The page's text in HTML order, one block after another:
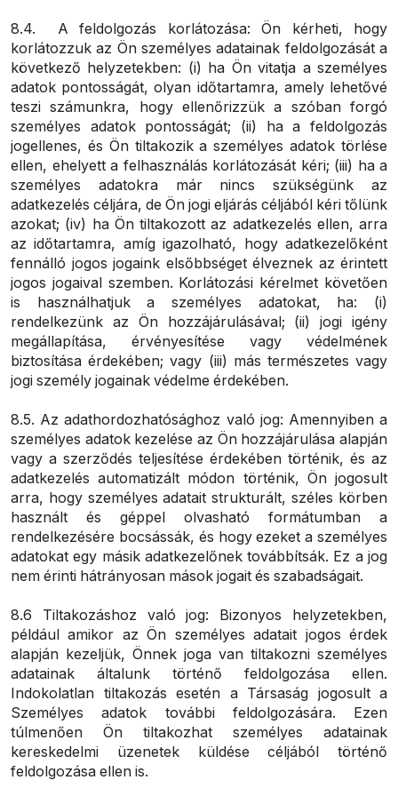
8.4. A feldolgozás korlátozása: Ön kérheti, hogy
korlátozzuk az Ön személyes adatainak feldolgozását a
következő helyzetekben: (i) ha Ön vitatja a személyes
adatok pontosságát, olyan időtartamra, amely lehetővé
teszi számunkra, hogy ellenőrizzük a szóban forgó
személyes adatok pontosságát; (ii) ha a feldolgozás
jogellenes, és Ön tiltakozik a személyes adatok törlése
ellen, ehelyett a felhasználás korlátozását kéri; (iii) ha a
személyes adatokra már nincs szükségünk az
adatkezelés céljára, de Ön jogi eljárás céljából kéri tőlünk
azokat; (iv) ha Ön tiltakozott az adatkezelés ellen, arra
az időtartamra, amíg igazolható, hogy adatkezelőként
fennálló jogos jogaink elsőbbséget élveznek az érintett
jogos jogaival szemben. Korlátozási kérelmet követően
is használhatjuk a személyes adatokat, ha: (i)
rendelkezünk az Ön hozzájárulásával; (ii) jogi igény
megállapítása, érvényesítése vagy védelmének
biztosítása érdekében; vagy (iii) más természetes vagy
jogi személy jogainak védelme érdekében.
8.5. Az adathordozhatósághoz való jog: Amennyiben a
személyes adatok kezelése az Ön hozzájárulása alapján
vagy a szerződés teljesítése érdekében történik, és az
adatkezelés automatizált módon történik, Ön jogosult
arra, hogy személyes adatait strukturált, széles körben
használt és géppel olvasható formátumban a
rendelkezésére bocsássák, és hogy ezeket a személyes
adatokat egy másik adatkezelőnek továbbítsák. Ez a jog
nem érinti hátrányosan mások jogait és szabadságait.
8.6 Tiltakozáshoz való jog: Bizonyos helyzetekben,
például amikor az Ön személyes adatait jogos érdek
alapján kezeljük, Önnek joga van tiltakozni személyes
adatainak általunk történő feldolgozása ellen.
Indokolatlan tiltakozás esetén a Társaság jogosult a
Személyes adatok további feldolgozására. Ezen
túlmenően Ön tiltakozhat személyes adatainak
kereskedelmi üzenetek küldése céljából történő
feldolgozása ellen is.